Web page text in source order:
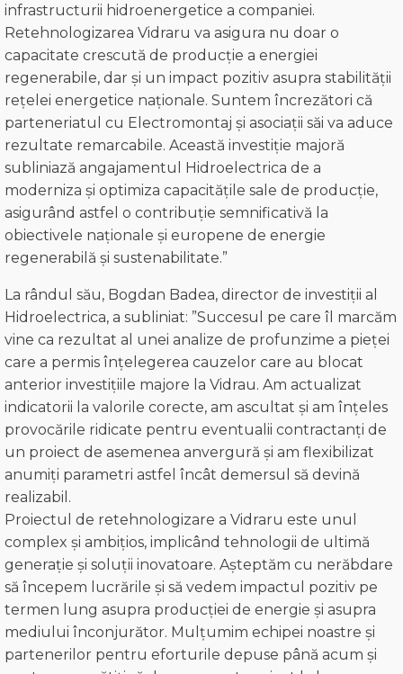
infrastructurii hidroenergetice a companiei.
Retehnologizarea Vidraru va asigura nu doar o
capacitate crescută de producție a energiei
regenerabile, dar și un impact pozitiv asupra stabilității
rețelei energetice naționale. Suntem încrezători că
parteneriatul cu Electromontaj și asociații săi va aduce
rezultate remarcabile. Această investiție majoră
subliniază angajamentul Hidroelectrica de a
moderniza și optimiza capacitățile sale de producție,
asigurând astfel o contribuție semnificativă la
obiectivele naționale și europene de energie
regenerabilă și sustenabilitate.”
La rândul său, Bogdan Badea, director de investiții al
Hidroelectrica, a subliniat: ”Succesul pe care îl marcăm
vine ca rezultat al unei analize de profunzime a pieței
care a permis înțelegerea cauzelor care au blocat
anterior investițiile majore la Vidrau. Am actualizat
indicatorii la valorile corecte, am ascultat și am înțeles
provocările ridicate pentru eventualii contractanți de
un proiect de asemenea anvergură și am flexibilizat
anumiți parametri astfel încât demersul să devină
realizabil.
Proiectul de retehnologizare a Vidraru este unul
complex și ambițios, implicând tehnologii de ultimă
generație și soluții inovatoare. Așteptăm cu nerăbdare
să începem lucrările și să vedem impactul pozitiv pe
termen lung asupra producției de energie și asupra
mediului înconjurător. Mulțumim echipei noastre și
partenerilor pentru eforturile depuse până acum și